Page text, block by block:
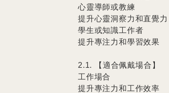
心靈導師或教練
提升心靈洞察力和直覺力
學生或知識工作者
提升專注力和學習效果
2.1. 【適合佩戴場合】
工作場合
提升專注力和工作效率